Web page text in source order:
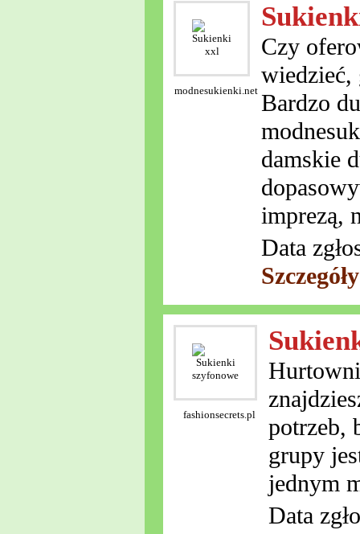
modnesukienki.net
Czy
wiedzieć,
Bardzo
damskie
imprezą,
Data
fashionsecrets.pl
potrzeb,
grupy
jednym
Data